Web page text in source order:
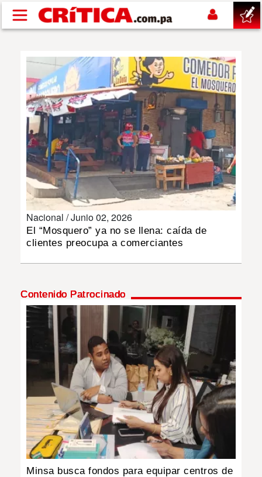
Pasar al contenido principal
SUCESOS
NACIONAL
POLÍTICA
SHOW
DEPORTES
MULTIMEDIA
Nacional /Junio 02, 2026
El “Mosquero” ya no se llena: caída de
clientes preocupa a comerciantes
Contenido Patrocinado
Minsa busca fondos para equipar centros de